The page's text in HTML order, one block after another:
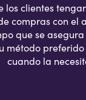
los clientes
compras con el
que se
método
cuando la